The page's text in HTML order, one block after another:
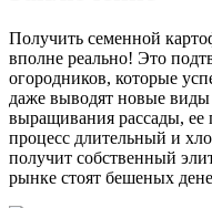
Получить семенной
вполне реально! Это
огородников, которые
даже выводят новые
выращивания рассады, ее
процесс длительный и
получит собственный
рынке стоят бешеных